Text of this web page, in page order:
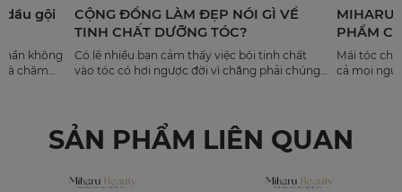
dầu gội
không
chăm
CỘNG ĐỒNG LÀM ĐẸP NÓI GÌ VỀ
TINH CHẤT DƯỠNG TÓC?
Có lẽ nhiều bạn cảm thấy việc bôi tinh chất
vào tóc có hơi ngược đời vì chẳng phải chúng
tổn và giúp tóc mềm mượt hơn. Đó là lý do tại
sao nhiều chuyên gia chăm sóc tóc khuyên
MIHARU
PHẨM
BẠN
Mái tóc
cả mọi
chỉ dừng lại
cấp thêm
SẢN PHẨM LIÊN QUAN